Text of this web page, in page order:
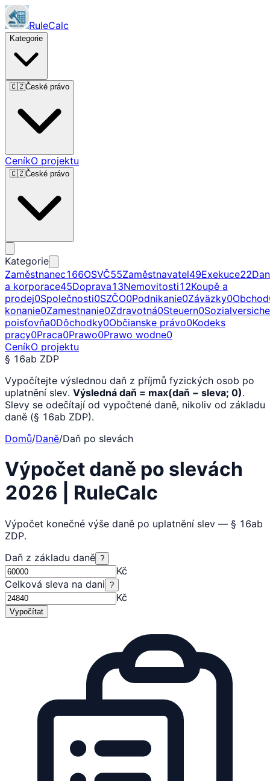
RuleCalc
Kategorie
🇨🇿České právo
CeníkO projektu
🇨🇿České právo
Kategorie
Zaměstnanec166OSVČ55Zaměstnavatel49Exekuce22
a korporace45Doprava13Nemovitosti12Koupě a
prodej0Společnosti0SZČO0Podnikanie0Záväzky0Obchod
konanie0Zamestnanie0Zdravotná0Steuern0
poisťovňa0Dôchodky0Občianske právo0Kodeks
pracy0Praca0Prawo0Prawo wodne0
CeníkO projektu
§ 16ab ZDP
Vypočítejte výslednou daň z příjmů fyzických osob po
uplatnění slev. Výsledná daň = max(daň − sleva; 0).
Slevy se odečítají od vypočtené daně, nikoliv od základu
daně (§ 16ab ZDP).
Domů/Daně/Daň po slevách
Výpočet daně po slevách
2026 | RuleCalc
Výpočet konečné výše daně po uplatnění slev — § 16ab
ZDP.
Daň z základu daně ?
Kč
Celková sleva na dani ?
Kč
Vypočítat